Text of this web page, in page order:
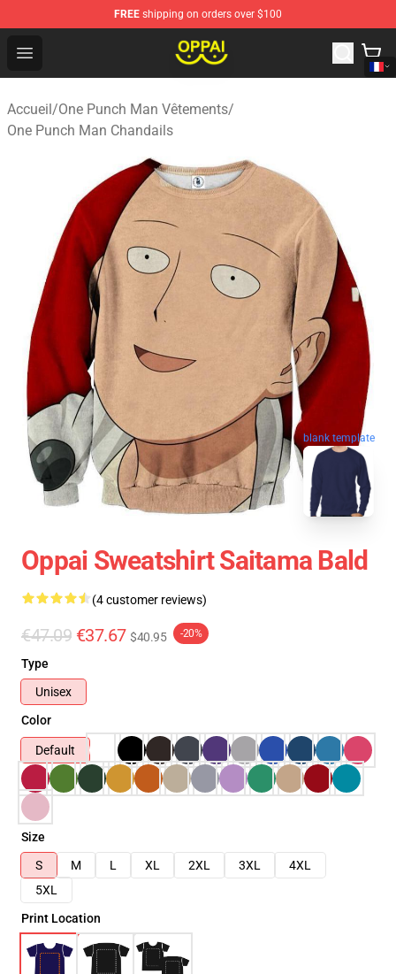
FREE shipping on orders over $100
Open menu
Oppai Store - Official Oppai Merchandise Shop
Accueil/One Punch Man Vêtements/
One Punch Man Chandails
blank template
Oppai Sweatshirt Saitama Bald
(4 customer reviews)
€47.09 €37.67 $40.95 -20%
Type
Unisex
Color
Default
Size
S
M L XL 2XL 3XL
4XL
5XL
Print Location